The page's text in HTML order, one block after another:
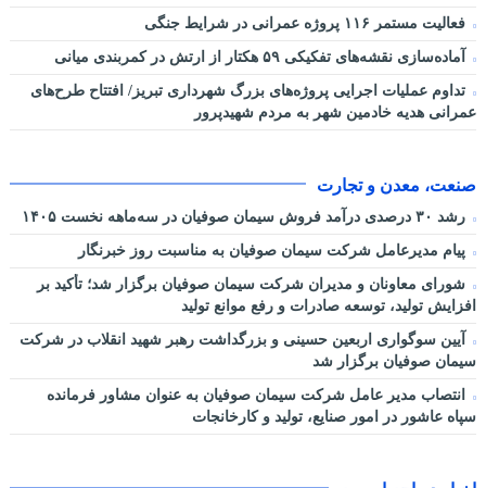
فعالیت مستمر ۱۱۶ پروژه عمرانی در شرایط جنگی
آماده‌سازی نقشه‌های تفکیکی ۵۹ هکتار از ارتش در کمربندی میانی
تداوم عملیات اجرایی پروژه‌های بزرگ شهرداری تبریز/ افتتاح طرح‌های
عمرانی هدیه خادمین شهر به مردم شهیدپرور
صنعت، معدن و تجارت
رشد ۳۰ درصدی درآمد فروش سیمان صوفیان در سه‌ماهه نخست ۱۴۰۵
پیام مدیرعامل شرکت سیمان صوفیان به مناسبت روز خبرنگار
شورای معاونان و مدیران شرکت سیمان صوفیان برگزار شد؛ تأکید بر
افزایش تولید، توسعه صادرات و رفع موانع تولید
آیین سوگواری اربعین حسینی و بزرگداشت رهبر شهید انقلاب در شرکت
سیمان صوفیان برگزار شد
انتصاب مدیر عامل شرکت سیمان صوفیان به عنوان مشاور فرمانده
سپاه عاشور در امور صنایع، تولید و کارخانجات